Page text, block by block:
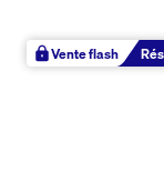
Vente flash